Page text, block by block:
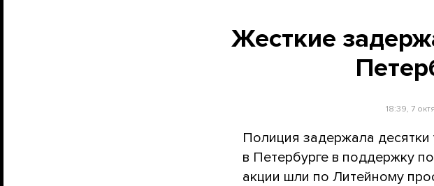
Жесткие
18:39, 7
Полиция задержала десятки
в Петербурге в поддержку
акции шли по Литейному